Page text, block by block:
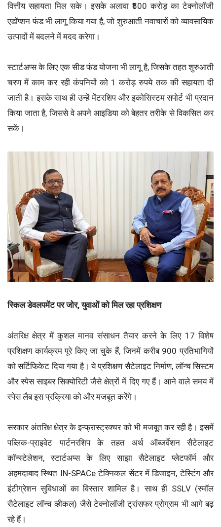
वित्तीय सहायता मिल सके। इसके अलावा ₹500 करोड़ का टेक्नोलॉजी
एडॉप्शन फंड भी लागू किया गया है, जो शुरुआती नवाचारों को व्यावसायिक
उत्पादों में बदलने में मदद करेगा।
स्टार्टअप्स के लिए एक सीड फंड योजना भी लागू है, जिसके तहत शुरुआती
चरण में काम कर रही कंपनियों को 1 करोड़ रुपये तक की सहायता दी
जाती है। इसके साथ ही उन्हें मेंटरशिप और इकोसिस्टम सपोर्ट भी प्रदान
किया जाता है, जिससे वे अपने आइडिया को बेहतर तरीके से विकसित कर
सकें।
स्किल डेवलपमेंट पर जोर, युवाओं को मिल रहा प्रशिक्षण
अंतरिक्ष क्षेत्र में कुशल मानव संसाधन तैयार करने के लिए 17 विशेष
प्रशिक्षण कार्यक्रम पूरे किए जा चुके हैं, जिनमें करीब 900 प्रतिभागियों
को सर्टिफिकेट दिया गया है। ये प्रशिक्षण सैटेलाइट निर्माण, लॉन्च सिस्टम
और स्पेस साइबर सिक्योरिटी जैसे क्षेत्रों में दिए गए हैं। आने वाले समय में
स्पेस लैब इस प्रक्रिया को और मजबूत करेंगे।
सरकार अंतरिक्ष क्षेत्र के इन्फ्रास्ट्रक्चर को भी मजबूत कर रही है। इसमें
पब्लिक-प्राइवेट पार्टनरशिप के तहत अर्थ ऑब्जर्वेशन सैटेलाइट
कॉन्स्टेलेशन, स्टार्टअप्स के लिए साझा सैटेलाइट प्लेटफॉर्म और
अहमदाबाद स्थित IN-SPACe टेक्निकल सेंटर में डिजाइन, टेस्टिंग और
इंटीग्रेशन सुविधाओं का विस्तार शामिल है। साथ ही SSLV (स्मॉल
सैटेलाइट लॉन्च व्हीकल) जैसे टेक्नोलॉजी ट्रांसफर प्रोग्राम भी आगे बढ़
रहे हैं।